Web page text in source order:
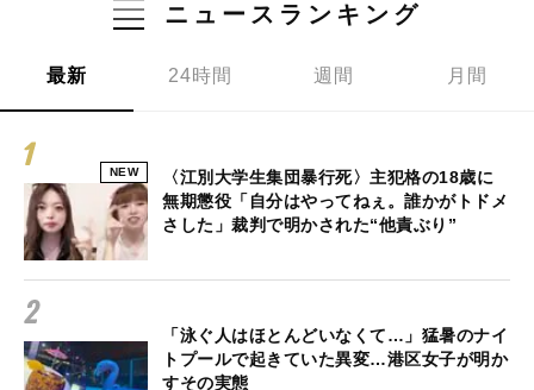
ニュースランキング
最新 24時間 週間 月間
NEW
〈江別大学生集団暴行死〉主犯格の18歳に
無期懲役「自分はやってねぇ。誰かがトドメ
さした」裁判で明かされた“他責ぶり”
「泳ぐ人はほとんどいなくて…」猛暑のナイ
トプールで起きていた異変…港区女子が明か
すその実態